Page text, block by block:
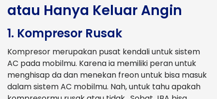
atau Hanya Keluar Angin
1. Kompresor Rusak
Kompresor merupakan pusat kendali untuk sistem
AC pada mobilmu. Karena ia memiliki peran untuk
menghisap da dan menekan freon untuk bisa masuk
dalam sistem AC mobilmu. Nah, untuk tahu apakah